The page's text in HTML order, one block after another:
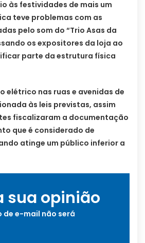
às festividades de mais um
teve problemas com as
pelo som do “Trio Asas da
os expositores da loja ao
parte da estrutura física
elétrico nas ruas e avenidas de
às leis previstas, assim
fiscalizaram a documentação
que é considerado de
atinge um público inferior a
sua opinião
de e-mail não será